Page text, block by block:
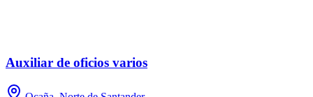
Auxiliar de oficios varios